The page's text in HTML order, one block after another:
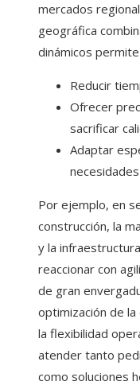
mercados
geográfica
dinámicos
Reducir
Ofrecer
sacrificar
Adaptar
Por ejemplo, en
construcción, la
y la
reaccionar con
de gran
optimización de
la flexibilidad
atender tanto
como soluciones